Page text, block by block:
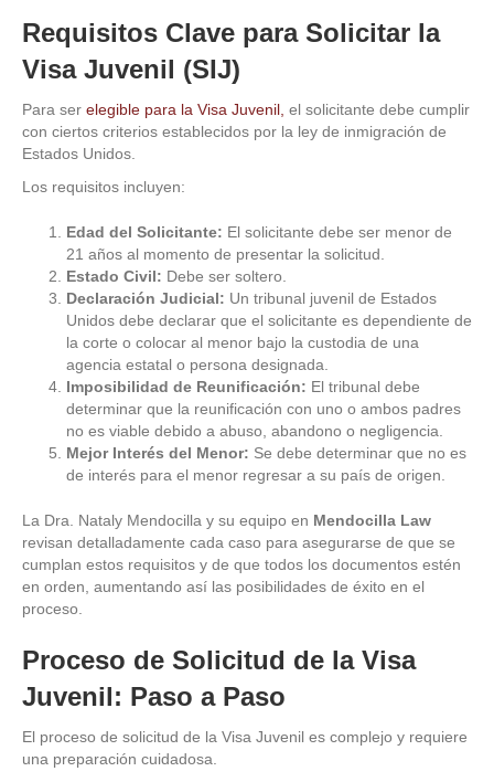
Requisitos Clave para Solicitar la
Visa Juvenil (SIJ)
Para ser elegible para la Visa Juvenil, el solicitante debe cumplir
con ciertos criterios establecidos por la ley de inmigración de
Estados Unidos.
Los requisitos incluyen:
Edad del Solicitante: El solicitante debe ser menor de
21 años al momento de presentar la solicitud.
Estado Civil: Debe ser soltero.
Declaración Judicial: Un tribunal juvenil de Estados
Unidos debe declarar que el solicitante es dependiente de
la corte o colocar al menor bajo la custodia de una
agencia estatal o persona designada.
Imposibilidad de Reunificación: El tribunal debe
determinar que la reunificación con uno o ambos padres
no es viable debido a abuso, abandono o negligencia.
Mejor Interés del Menor: Se debe determinar que no es
de interés para el menor regresar a su país de origen.
La Dra. Nataly Mendocilla y su equipo en Mendocilla Law
revisan detalladamente cada caso para asegurarse de que se
cumplan estos requisitos y de que todos los documentos estén
en orden, aumentando así las posibilidades de éxito en el
proceso.
Proceso de Solicitud de la Visa
Juvenil: Paso a Paso
El proceso de solicitud de la Visa Juvenil es complejo y requiere
una preparación cuidadosa.